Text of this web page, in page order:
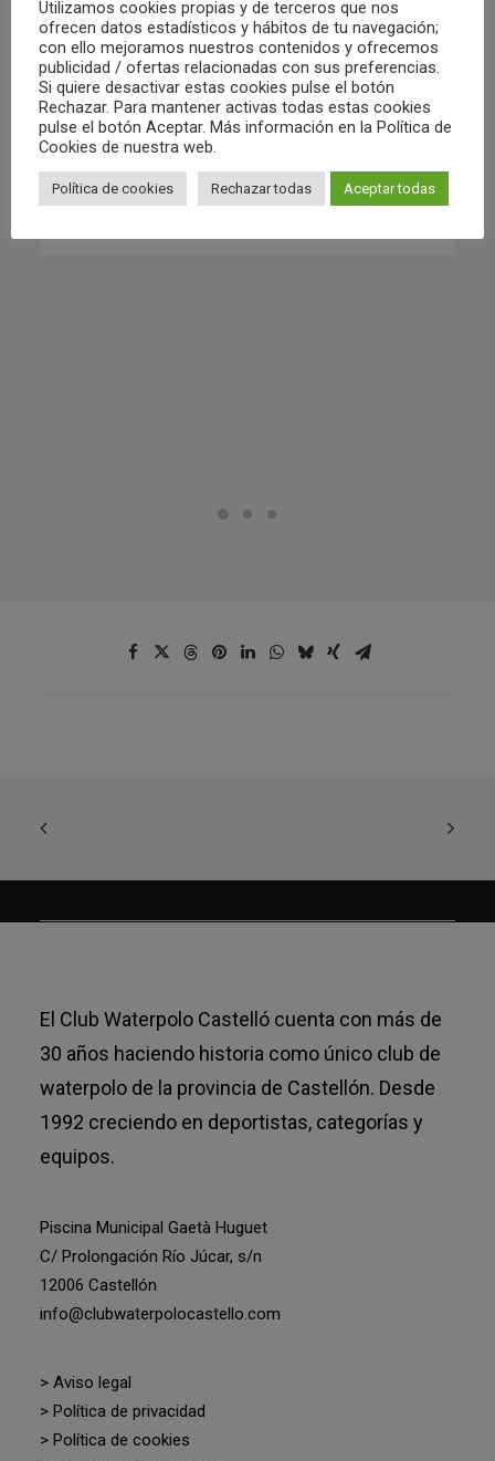
02/05/2022
RESUMEN FIN DE SEMANA 30/04 Y
01/05
by Club Waterpolo Castelló
El Club Waterpolo Castelló cuenta con más de
30 años haciendo historia como único club de
waterpolo de la provincia de Castellón. Desde
1992 creciendo en deportistas, categorías y
equipos.
Piscina Municipal Gaetà Huguet
C/ Prolongación Río Júcar, s/n
12006 Castellón
info@clubwaterpolocastello.com
> Aviso legal
> Política de privacidad
> Política de cookies
Utilizamos cookies propias y de terceros que nos
ofrecen datos estadísticos y hábitos de tu navegación;
con ello mejoramos nuestros contenidos y ofrecemos
publicidad / ofertas relacionadas con sus preferencias.
Si quiere desactivar estas cookies pulse el botón
Rechazar. Para mantener activas todas estas cookies
pulse el botón Aceptar. Más información en la Política de
Cookies de nuestra web.
Política de cookies Rechazar todas Aceptar todas